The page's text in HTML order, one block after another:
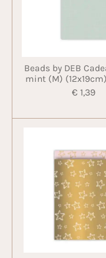
Beads by DEB
mint (M)
€ 1,39